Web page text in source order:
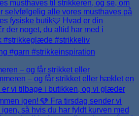
– og får strikket eller